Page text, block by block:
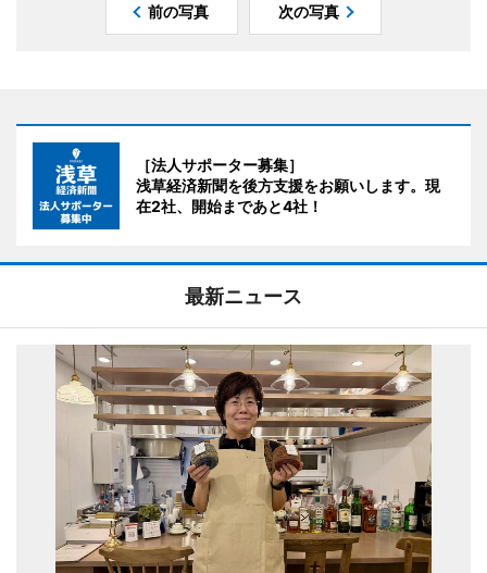
前の写真 次の写真
［法人サポーター募集］
浅草経済新聞を後方支援をお願いします。現
在2社、開始まであと4社！
最新ニュース